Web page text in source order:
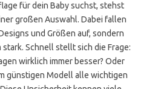
für dein Baby suchst, stehst
großen Auswahl. Dabei fallen
und Größen auf, sondern
stark. Schnell stellt sich die Frage:
wirklich immer besser? Oder
günstigen Modell alle wichtigen